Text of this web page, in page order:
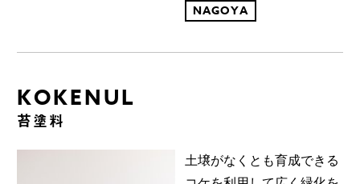
NAGOYA
KOKENUL
苔塗料
土壌がなくとも育成できる